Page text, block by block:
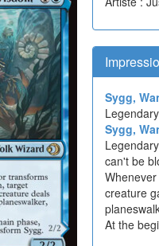
Sygg,
Sygg,
can't be
creature
At the